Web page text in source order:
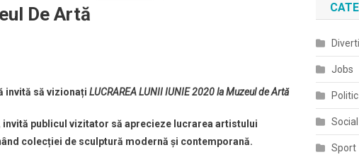
De Artă
invită să vizionați LUCRAREA LUNII IUNIE 2020la Muzeul de Artă
invită publicul vizitator să aprecieze lucrarea artistului
colecției de sculptură modernă şi contemporană.
Jobs
Politic
Social
Sport